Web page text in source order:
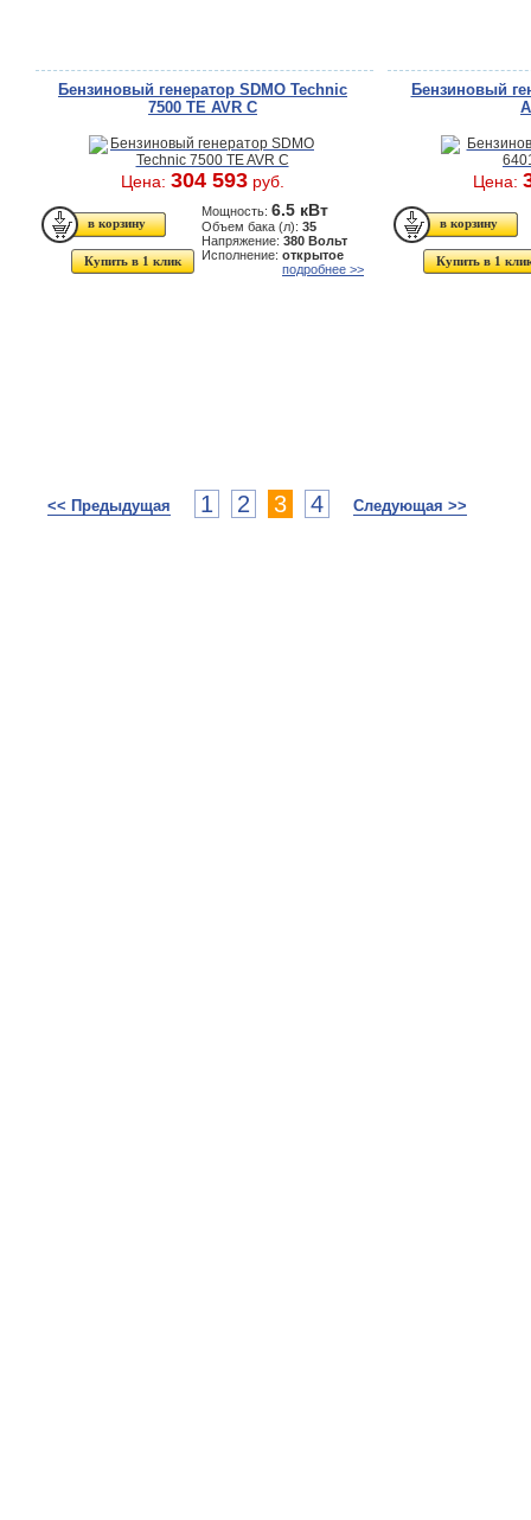
Бензиновый генератор SDMO Technic
7500 TE AVR C
Цена: 304 593 руб.
Купить в 1 клик
Мощность: 6.5 кВт
Объем бака (л): 35
Напряжение: 380 Вольт
Исполнение: открытое
подробнее >>
Бензиновый
Цена:
Купить в 1
<< Предыдущая 1 2 3 4 Следующая >>